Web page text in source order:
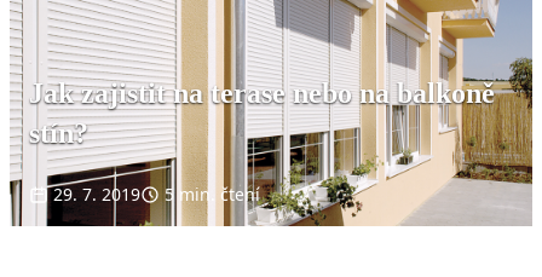
Jak zajistit na terase nebo na balkoně
stín?
29. 7. 2019 5 min. čtení